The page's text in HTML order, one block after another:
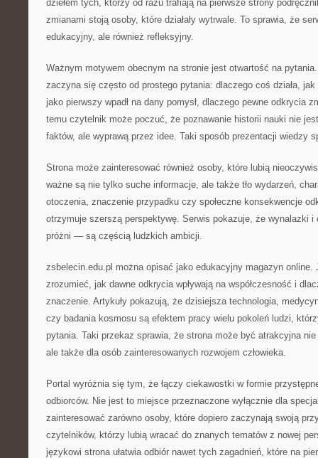
dziełem tych, którzy od razu trafiają na pierwsze strony
zmianami stoją osoby, które działały wytrwale. To sprawia, że
edukacyjny, ale również refleksyjny.
Ważnym motywem obecnym na stronie jest otwartość na
zaczyna się często od prostego pytania: dlaczego coś działa, jak
jako pierwszy wpadł na dany pomysł, dlaczego pewne odkrycia
temu czytelnik może poczuć, że poznawanie historii nauki nie
faktów, ale wyprawą przez idee. Taki sposób prezentacji wiedzy
Strona może zainteresować również osoby, które lubią
ważne są nie tylko suche informacje, ale także tło wydarzeń,
otoczenia, znaczenie przypadku czy społeczne konsekwencje
otrzymuje szerszą perspektywę. Serwis pokazuje, że wynalazki i
próżni — są częścią ludzkich ambicji.
zsbelecin.edu.pl można opisać jako edukacyjny magazyn online.
zrozumieć, jak dawne odkrycia wpływają na współczesność i
znaczenie. Artykuły pokazują, że dzisiejsza technologia,
czy badania kosmosu są efektem pracy wielu pokoleń ludzi,
pytania. Taki przekaz sprawia, że strona może być atrakcyjna
ale także dla osób zainteresowanych rozwojem człowieka.
Portal wyróżnia się tym, że łączy ciekawostki w formie
odbiorców. Nie jest to miejsce przeznaczone wyłącznie dla
zainteresować zarówno osoby, które dopiero zaczynają swoją
czytelników, którzy lubią wracać do znanych tematów z nowej
językowi strona ułatwia odbiór nawet tych zagadnień, które na